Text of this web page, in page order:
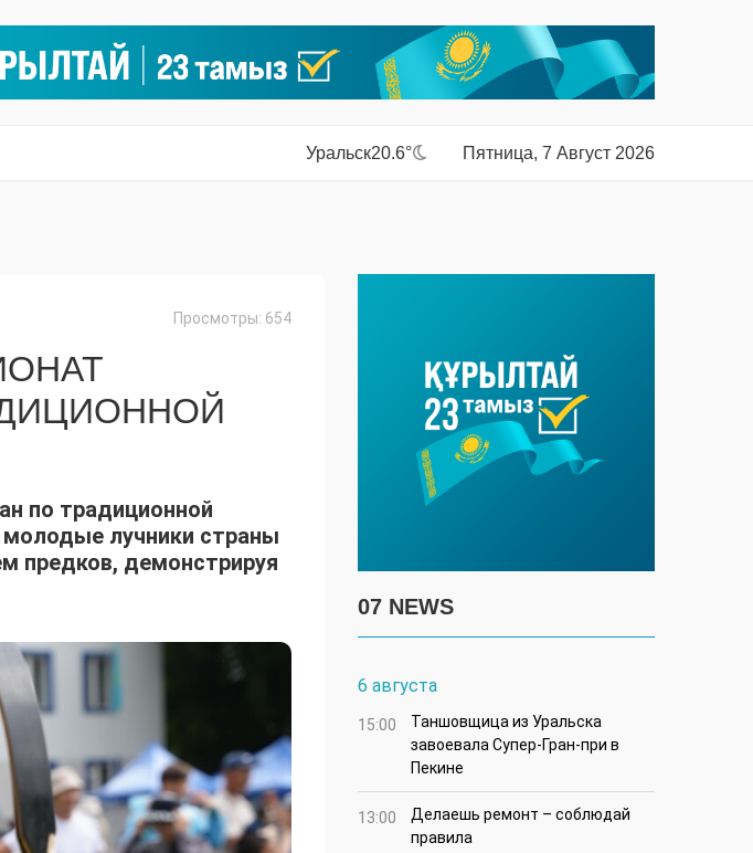
Уральск20.6° Пятница, 7 Август 2026
Просмотры: 654
по традиционной
лучники страны
предков, демонстрируя
07 NEWS
6 августа
15:00
Таншовщица из Уральска
завоевала Супер-Гран-при в
Пекине
13:00
Делаешь ремонт – соблюдай
правила